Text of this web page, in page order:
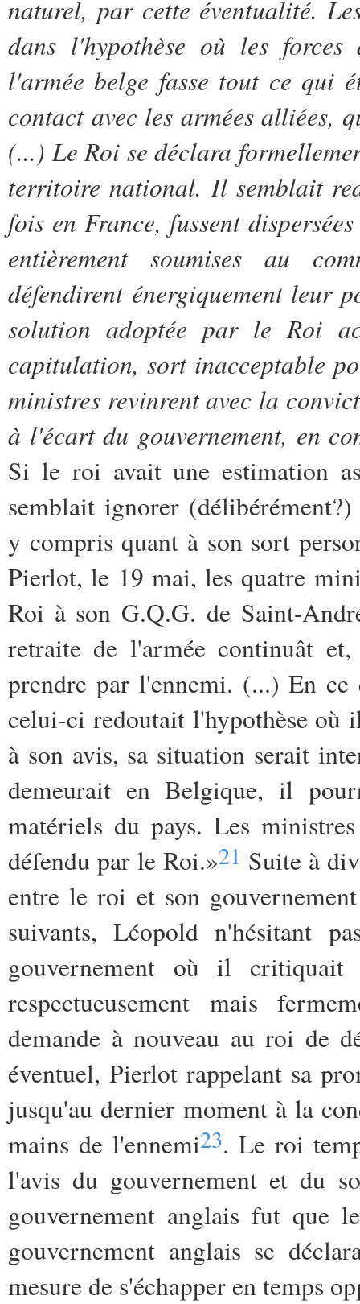
naturel, par cette éventualité.
dans l'hypothèse où les
l'armée belge fasse tout ce qui
contact avec les armées
(...) Le Roi se déclara
territoire national. Il semblait
fois en France, fussent
entièrement soumises au
défendirent énergiquement leur
solution adoptée par le Roi
capitulation, sort inacceptable
ministres revinrent avec la
à l'écart du gouvernement, en
Si le roi avait une estimation
semblait ignorer
y compris quant à son sort
Pierlot, le 19 mai, les quatre
Roi à son G.Q.G. de Saint-
retraite de l'armée continuât
prendre par l'ennemi. (...) En
celui-ci redoutait l'hypothèse où
à son avis, sa situation serait
demeurait en Belgique, il
matériels du pays. Les
défendu par le Roi.»21 Suite à
entre le roi et son
suivants, Léopold n'hésitant
gouvernement où il
respectueusement mais
demande à nouveau au roi de
éventuel, Pierlot rappelant sa
jusqu'au dernier moment à la
mains de l'ennemi23. Le roi
l'avis du gouvernement et du
gouvernement anglais fut que
gouvernement anglais se
mesure de s'échapper en temps